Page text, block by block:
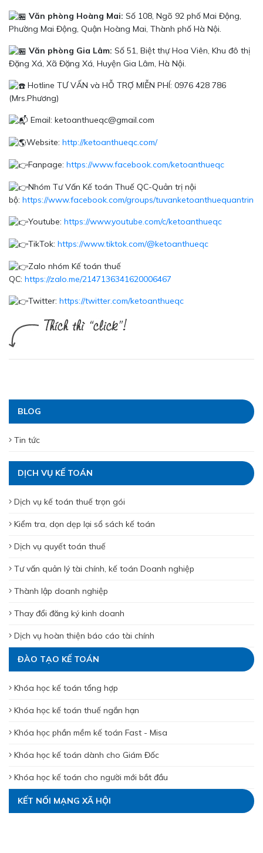
BLOG
Tin tức
DỊCH VỤ KẾ TOÁN
Dịch vụ kế toán thuế trọn gói
Kiểm tra, dọn dẹp lại sổ sách kế toán
Dịch vụ quyết toán thuế
Tư vấn quản lý tài chính, kế toán Doanh nghiệp
Thành lập doanh nghiệp
Thay đổi đăng ký kinh doanh
Dịch vụ hoàn thiện báo cáo tài chính
ĐÀO TẠO KẾ TOÁN
Khóa học kế toán tổng hợp
Khóa học kế toán thuế ngắn hạn
Khóa học phần mềm kế toán Fast - Misa
Khóa học kế toán dành cho Giám Đốc
Khóa học kế toán cho người mới bắt đầu
KẾT NỐI MẠNG XÃ HỘI
Văn phòng Hoàng Mai: Số 108, Ngõ 92 phố Mai Động,
Phường Mai Động, Quận Hoàng Mai, Thành phố Hà Nội.
Văn phòng Gia Lâm: Số 51, Biệt thự Hoa Viên, Khu đô thị
Đặng Xá, Xã Đặng Xá, Huyện Gia Lâm, Hà Nội.
Hotline TƯ VẤN và HỖ TRỢ MIỄN PHÍ: 0976 428 786
(Mrs.Phương)
Email: ketoanthueqc@gmail.com
Website: http://ketoanthueqc.com/
Fanpage: https://www.facebook.com/ketoanthueqc
Nhóm Tư Vấn Kế toán Thuế QC-Quản trị nội
bộ: https://www.facebook.com/groups/
Youtube: https://www.youtube.com/c/ketoanthueqc
TikTok: https://www.tiktok.com/@ketoanthueqc
Zalo nhóm Kế toán thuế
QC: https://zalo.me/2147136341620006467
Twitter: https://twitter.com/ketoanthueqc